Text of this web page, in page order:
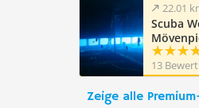
22.01
Scuba
World
13
Zeige alle